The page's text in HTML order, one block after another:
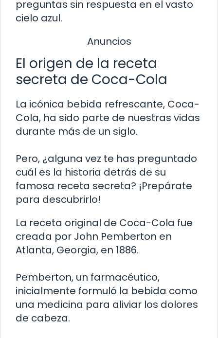
preguntas sin respuesta en el vasto
cielo azul.
Anuncios
El origen de la receta
secreta de Coca-Cola
La icónica bebida refrescante, Coca-
Cola, ha sido parte de nuestras vidas
durante más de un siglo.
Pero, ¿alguna vez te has preguntado
cuál es la historia detrás de su
famosa receta secreta? ¡Prepárate
para descubrirlo!
La receta original de Coca-Cola fue
creada por John Pemberton en
Atlanta, Georgia, en 1886.
Pemberton, un farmacéutico,
inicialmente formuló la bebida como
una medicina para aliviar los dolores
de cabeza.